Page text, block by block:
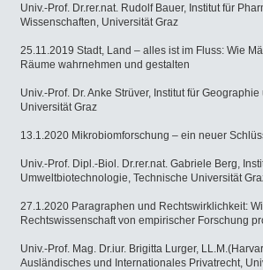
Univ.-Prof. Dr.rer.nat. Rudolf Bauer, Institut für
Wissenschaften, Universität Graz
25.11.2019 Stadt, Land – alles ist im Fluss: Wie
Räume wahrnehmen und gestalten
Univ.-Prof. Dr. Anke Strüver, Institut für
Universität Graz
13.1.2020 Mikrobiomforschung – ein neuer
Univ.-Prof. Dipl.-Biol. Dr.rer.nat. Gabriele Berg,
Umweltbiotechnologie, Technische Universität
27.1.2020 Paragraphen und Rechtswirklichkeit:
Rechtswissenschaft von empirischer Forschung
Univ.-Prof. Mag. Dr.iur. Brigitta Lurger,
Ausländisches und Internationales Privatrecht,